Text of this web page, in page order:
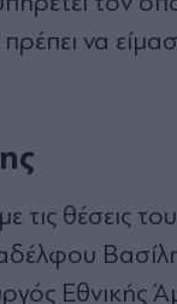
να
τις θέσεις
Εθνικής